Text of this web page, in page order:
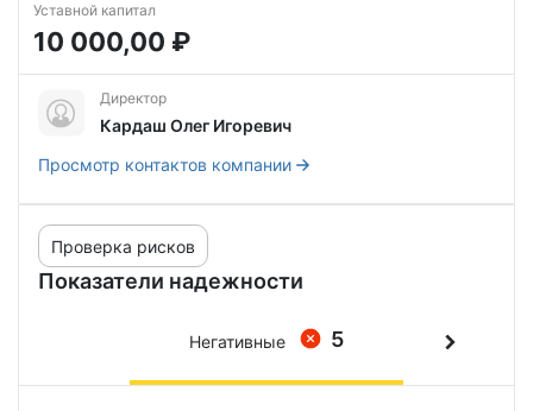
Уставной капитал
10 000,00 ₽
Директор
Кардаш Олег Игоревич
Просмотр контактов компании
Показатели надежности
Проверка рисков
5
Негативные